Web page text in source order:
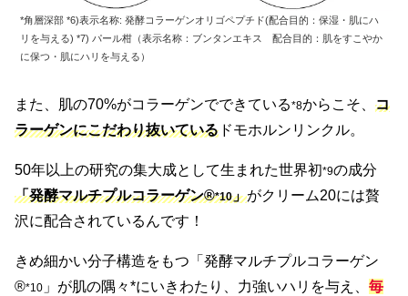
*角層深部 *6)表示名称: 発酵コラーゲンオリゴペプチド(配合目的：保湿・肌にハ
リを与える) *7) パール柑（表示名称：ブンタンエキス 配合目的：肌をすこやか
に保つ・肌にハリを与える）
また、肌の70%がコラーゲンでできている*8からこそ、 コ
ラーゲンにこだわり抜いている ドモホルンリンクル。
50年以上の研究の集大成として生まれた世界初*9の成分
「発酵マルチプルコラーゲン®*10」がクリーム20には贅
沢に配合されているんです！
きめ細かい分子構造をもつ「発酵マルチプルコラーゲン
®*10 」が肌の隅々*にいきわたり、力強いハリを与え、 毎